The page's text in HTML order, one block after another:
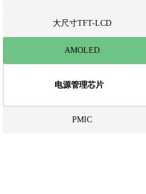
大尺寸TFT-LCD
AMOLED
电源管理芯片
PMIC